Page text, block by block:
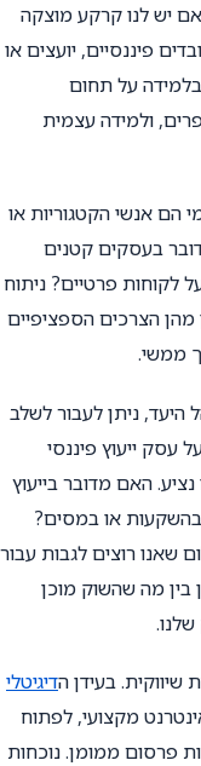
יש לנו קרקע מוצקה
פיננסיים, יועצים או
על תחום
ולמידה עצמית
הם אנשי הקטגוריות או
בעסקים קטנים
לקוחות פרטיים? ניתוח
מהן הצרכים הספציפיים
ממשי.
היעד, ניתן לעבור לשלב
עסק ייעוץ פיננסי
נציע. האם מדובר בייעוץ
או במסים?
רוצים לגבות עבור
בין מה שהשוק מוכן
שיווקית. בעידן הדיגיטלי
מקצועי, לפתוח
פרסום ממומן. נוכחות